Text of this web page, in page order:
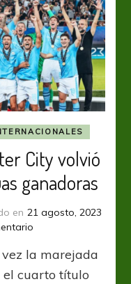
City volvió
ganadoras
en 21 agosto, 2023
en
Manchester
City
la marejada
el cuarto título